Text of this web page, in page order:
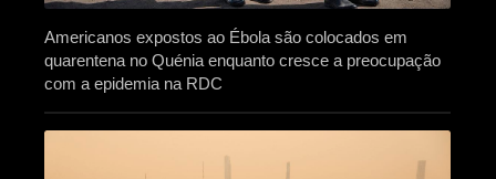
Americanos expostos ao Ébola são colocados em
quarentena no Quénia enquanto cresce a preocupação
com a epidemia na RDC